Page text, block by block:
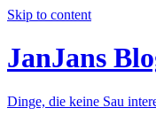
Skip to content
JanJans
Dinge, die keine Sau